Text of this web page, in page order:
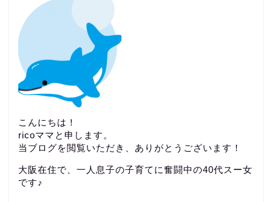
こんにちは！
ricoママと申します。
当ブログを閲覧いただき、ありがとうございます！
大阪在住で、一人息子の子育てに奮闘中の40代スー女
です♪